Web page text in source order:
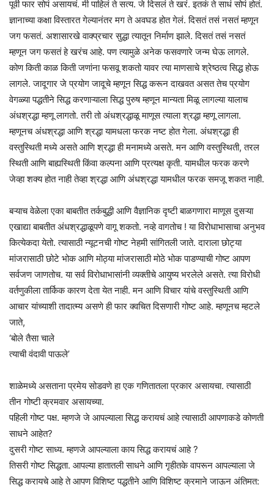
पूर्वी फार सोपं असायचं. मी पाहिलं ते सत्य. जे दिसलं ते खरं. इतकं ते साधं सोपं होतं.
ज्ञानाच्या कक्षा विस्तारत गेल्यानंतर मग ते अवघड होत गेलं. दिसतं तसं नसतं म्हणून
जग फसतं. अशासारखे वाक्प्रचार सुद्धा त्यातून निर्माण झाले. दिसतं तसं नसतं
म्हणून जग फसतं हे खरंच आहे. पण त्यामुळे अनेक फसवणारे जन्म घेऊ लागले.
कोण किती काळ किती जणांना फसवू शकतो यावर त्या माणसाचे श्रेष्ठत्व सिद्ध होऊ
लागले. जादूगार जे प्रयोग जादूचे म्हणून सिद्ध करून दाखवत असत तेच प्रयोग
वेगळ्या पद्धतीने सिद्ध करणाऱ्याला सिद्ध पुरुष म्हणून मान्यता मिळू लागल्या यालाच
अंधश्रद्धा म्हणू लागतो. तरी तो अंधश्रद्धाळू माणूस त्याला श्रद्धा म्हणू लागला.
म्हणूनच अंधश्रद्धा आणि श्रद्धा यामधला फरक नष्ट होत गेला. अंधश्रद्धा ही
वस्तुस्थिती मध्ये असते आणि श्रद्धा ही मनामध्ये असते. मन आणि वस्तुस्थिती, तरल
स्थिती आणि बाह्यस्थिती किंवा कल्पना आणि प्रत्यक्ष कृती. यामधील फरक करणे
जेव्हा शक्य होत नाही तेव्हा श्रद्धा आणि अंधश्रद्धा यामधील फरक समजू शकत नाही.
बऱ्याच वेळेला एका बाबतीत तर्कबुद्धी आणि वैज्ञानिक दृष्टी बाळगणारा माणूस दुसऱ्या
एखाद्या बाबतीत अंधश्रद्धाळूपणे वागू शकतो. नव्हे वागतोच ! या विरोधाभासाचा अनुभव
कित्येकदा येतो. त्यासाठी न्यूटनची गोष्ट नेहमी सांगितली जाते. दाराला छोट्या
मांजरासाठी छोटे भोक आणि मोठ्या मांजरासाठी मोठे भोक पाडण्याची गोष्ट आपण
सर्वजण जाणतोच. या सर्व विरोधाभासांनी व्यक्तीचे आयुष्य भरलेले असते. त्या विरोधी
वर्तणुकीला तार्किक कारण देता येत नाही. मन आणि विचार यांचे वस्तुस्थिती आणि
आचार यांच्याशी तादात्म्य असणे ही फार क्वचित दिसणारी गोष्ट आहे. म्हणूनच म्हटले
जाते,
‘बोले तैसा चाले
त्याची वंदावी पाऊले’
शाळेमध्ये असताना प्रमेय सोडवणे हा एक गणितातला प्रकार असायचा. त्यासाठी
तीन गोष्टी क्रमवार असायच्या.
पहिली गोष्ट पक्ष. म्हणजे जे आपल्याला सिद्ध करायचं आहे त्यासाठी आपणाकडे कोणती
साधने आहेत?
दुसरी गोष्ट साध्य. म्हणजे आपल्याला काय सिद्ध करायचं आहे ?
तिसरी गोष्ट सिद्धता. आपल्या हातातली साधने आणि गृहीतके वापरून आपल्याला जे
सिद्ध करायचे आहे ते आपण विशिष्ट पद्धतीने आणि विशिष्ट क्रमाने जाऊन अंतिमत: